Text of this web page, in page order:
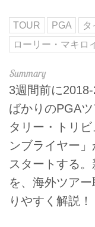
TOUR PGA
タ
ローリー・マキロ
3週間前に
ばかりのPGA
タリー・トリ
ンブライヤー
スタートする
を、海外ツア
りやすく解説！